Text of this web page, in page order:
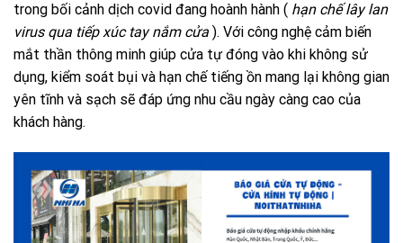
trong bối cảnh dịch covid đang hoành hành ( hạn chế lây lan
virus qua tiếp xúc tay nắm cửa ). Với công nghệ cảm biến
mắt thần thông minh giúp cửa tự đóng vào khi không sử
dụng, kiểm soát bụi và hạn chế tiếng ồn mang lại không gian
yên tĩnh và sạch sẽ đáp ứng nhu cầu ngày càng cao của
khách hàng.